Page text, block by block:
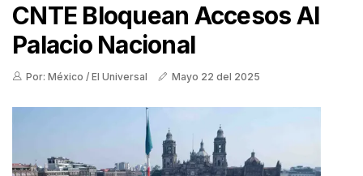
CNTE Bloquean Accesos Al
Palacio Nacional
Por: México / El Universal Mayo 22 del 2025